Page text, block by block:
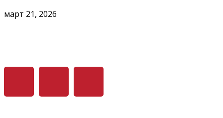
март 21, 2026